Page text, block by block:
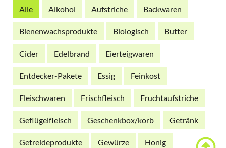
Alle Alkohol Aufstriche Backwaren
Bienenwachsprodukte Biologisch Butter
Cider Edelbrand Eierteigwaren
Entdecker-Pakete Essig Feinkost
Fleischwaren Frischfleisch Fruchtaufstriche
Geflügelfleisch Geschenkbox/korb Getränk
Getreideprodukte Gewürze Honig